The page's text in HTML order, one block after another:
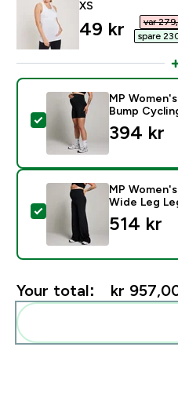
XS
discounted
49 kr‎
var
spare
Select this product -
MP
Bump
394 kr‎
Select this product -
MP
Wide Leg
514 kr‎
Your total: kr